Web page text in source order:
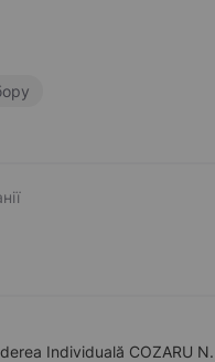
Individuală COZARU